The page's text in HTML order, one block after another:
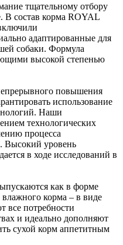
тщательному отбору
В состав корма ROYAL
адаптированные для
собаки. Формула
высокой степенью
повышения
использование
Наши
технологических
процесса
Высокий уровень
в ходе исследований в
как в форме
корма – в виде
все потребности
и идеально дополняют
сухой корм аппетитным